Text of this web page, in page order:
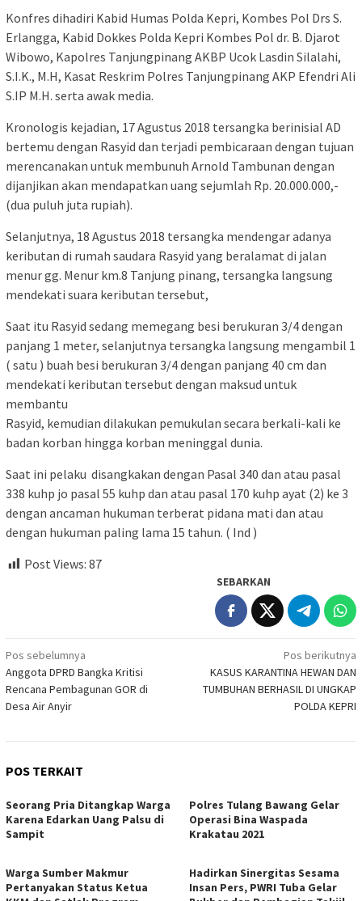
Konfres dihadiri Kabid Humas Polda Kepri, Kombes Pol Drs S.
Erlangga, Kabid Dokkes Polda Kepri Kombes Pol dr. B. Djarot
Wibowo, Kapolres Tanjungpinang AKBP Ucok Lasdin Silalahi,
S.I.K., M.H, Kasat Reskrim Polres Tanjungpinang AKP Efendri Ali
S.IP M.H. serta awak media.
Kronologis kejadian, 17 Agustus 2018 tersangka berinisial AD
bertemu dengan Rasyid dan terjadi pembicaraan dengan tujuan
merencanakan untuk membunuh Arnold Tambunan dengan
dijanjikan akan mendapatkan uang sejumlah Rp. 20.000.000,-
(dua puluh juta rupiah).
Selanjutnya, 18 Agustus 2018 tersangka mendengar adanya
keributan di rumah saudara Rasyid yang beralamat di jalan
menur gg. Menur km.8 Tanjung pinang, tersangka langsung
mendekati suara keributan tersebut,
Saat itu Rasyid sedang memegang besi berukuran 3/4 dengan
panjang 1 meter, selanjutnya tersangka langsung mengambil 1
( satu ) buah besi berukuran 3/4 dengan panjang 40 cm dan
mendekati keributan tersebut dengan maksud untuk
membantu
Rasyid, kemudian dilakukan pemukulan secara berkali-kali ke
badan korban hingga korban meninggal dunia.
Saat ini pelaku disangkakan dengan Pasal 340 dan atau pasal
338 kuhp jo pasal 55 kuhp dan atau pasal 170 kuhp ayat (2) ke 3
dengan ancaman hukuman terberat pidana mati dan atau
dengan hukuman paling lama 15 tahun. ( Ind )
Post Views: 87
SEBARKAN
Navigasi
pos
Pos sebelumnya
Anggota DPRD Bangka Kritisi
Rencana Pembagunan GOR di
Desa Air Anyir
Pos berikutnya
KASUS KARANTINA HEWAN DAN
TUMBUHAN BERHASIL DI UNGKAP
POLDA KEPRI
POS TERKAIT
Seorang Pria Ditangkap Warga
Karena Edarkan Uang Palsu di
Sampit
Polres Tulang Bawang Gelar
Operasi Bina Waspada
Krakatau 2021
Warga Sumber Makmur
Pertanyakan Status Ketua
Hadirkan Sinergitas Sesama
Insan Pers, PWRI Tuba Gelar